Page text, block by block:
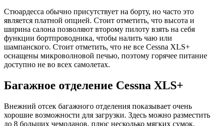
Стюардесса обычно присутствует на борту, но часто это
является платной опцией. Стоит отметить, что высота и
ширина салона позволяют второму пилоту взять на себя
функции бортпроводника, чтобы налить чаю или
шампанского. Стоит отметить, что не все Cessna XLS+
оснащены микроволновой печью, поэтому горячее питание
доступно не во всех самолетах.
Багажное отделение Cessna XLS+
Внежний отсек багажного отделения показывает очень
хорошие возможности для загрузки. Здесь можно разместить
до 8 больших чемоданов, плюс несколько мягких сумок.